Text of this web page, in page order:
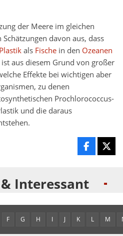
der Meere im gleichen
davon aus, dass
Plastikals Fische in den Ozeanen
aus diesem Grund von großer
Effekte bei wichtigen aber
zu denen
Prochlorococcus-
und die daraus
Interessant
F G H I J K L M